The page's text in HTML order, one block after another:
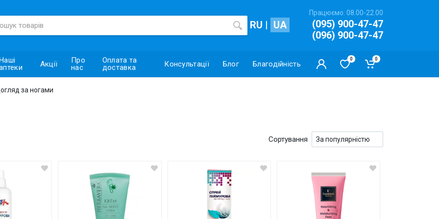
RU | UA
Працюємо: 08.00-22.00
(095) 900-47-47
(096) 900-47-47
Акції
Про
нас
Оплата та
доставка
Консультації Блог Благодійність
0 0
за ногами
Сортування